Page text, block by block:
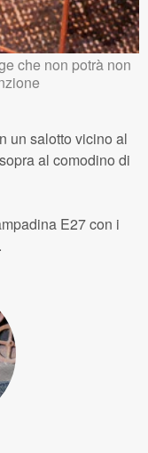
che non potrà non
un salotto vicino al
al comodino di
E27 con i